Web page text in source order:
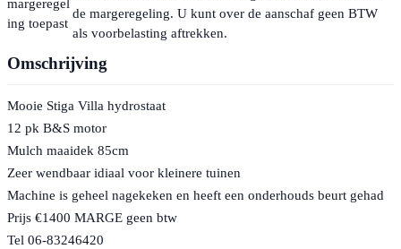
ing toepast
de margeregeling. U kunt over de aanschaf geen BTW
als voorbelasting aftrekken.
Omschrijving
Mooie Stiga Villa hydrostaat
12 pk B&S motor
Mulch maaidek 85cm
Zeer wendbaar idiaal voor kleinere tuinen
Machine is geheel nagekeken en heeft een onderhouds beurt gehad
Prijs €1400 MARGE geen btw
Tel 06-83246420